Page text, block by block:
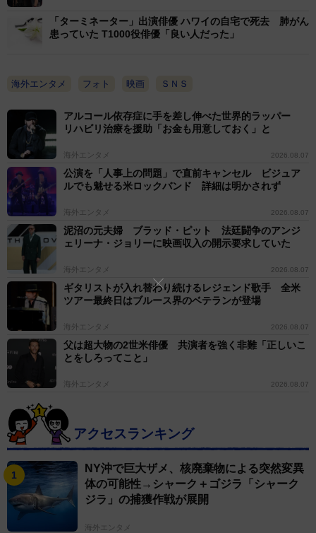
「ターミネーター」出演俳優 ハワイの自宅で死去 肺がん
患っていた T1000役俳優「良い人だった」
海外エンタメ フォト 映画 ＳＮＳ
アルコール依存症に手を差し伸べた世界的ラッパー
リハビリ治療を援助「お金も用意しておく」と
海外エンタメ 2026.08.07
公演を「人事上の問題」で直前キャンセル ビジュア
ルでも魅せる米ロックバンド 詳細は明かされず
海外エンタメ 2026.08.07
泥沼の元夫婦 ブラッド・ピット 法廷闘争のアンジ
ェリーナ・ジョリーに映画収入の開示要求していた
海外エンタメ 2026.08.07
ギタリストが入れ替わり続けるレジェンド歌手 全米
ツアー最終日はブルース界のベテランが登場
海外エンタメ 2026.08.07
父は超大物の2世米俳優 共演者を強く非難「正しいこ
とをしろってこと」
海外エンタメ 2026.08.07
アクセスランキング
NY沖で巨大ザメ、核廃棄物による突然変異
体の可能性→シャーク＋ゴジラ「シャーク
ジラ」の捕獲作戦が展開
海外エンタメ